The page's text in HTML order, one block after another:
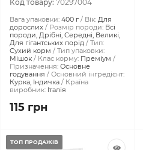
Код товару: 70297004
Вага упаковки: 400 г Вік: Для
дорослих
Розмір породи: Всі
породи, Дрібні, Середні, Великі,
Для гігантських порід
Тип:
Сухий корм
Тип упаковки:
Мішок
Клас корму: Преміум
Призначення: Основне
годування
Основний інгредієнт:
Курка, Індичка
Країна
виробник: Італія
115 грн
ТОП ПРОДАЖІВ